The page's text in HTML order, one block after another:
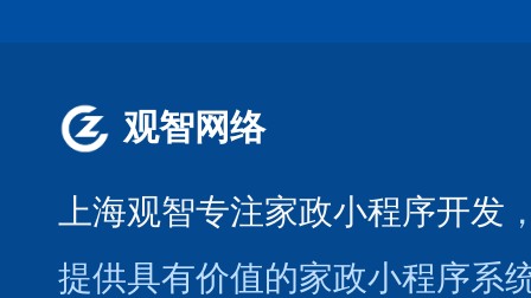
观智网络
上海观智专注家政小程序开发
提供具有价值的家政小程序系